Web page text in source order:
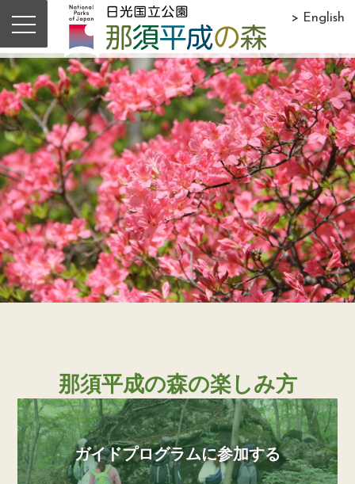
> English
那須平成の森の楽しみ方
ガイドプログラムに参加する